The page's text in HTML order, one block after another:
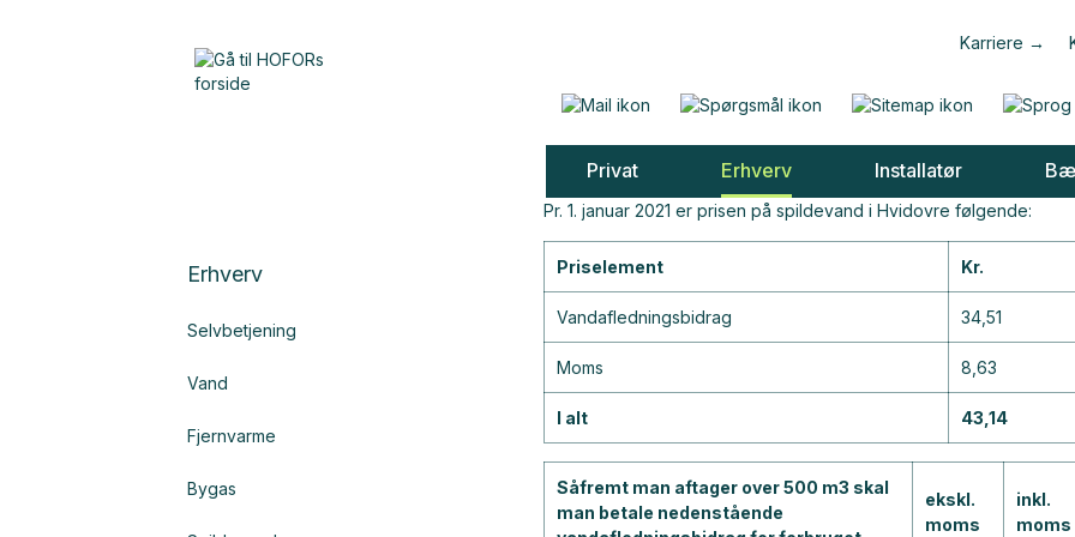
Karriere
Privat Erhverv Installatør
Pr. 1. januar 2021 er prisen på spildevand i Hvidovre følgende:
Priselement Kr.
Vandafledningsbidrag 34,51
Moms 8,63
I alt 43,14
Såfremt man aftager over 500 m3 skal
man betale nedenstående
ekskl.
moms
inkl.
moms
Erhverv
Selvbetjening
Vand
Fjernvarme
Bygas